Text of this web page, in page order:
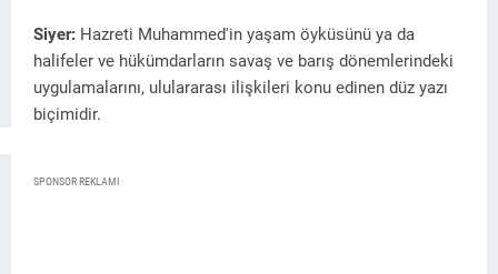
Siyer: Hazreti Muhammed'in yaşam öyküsünü ya da
halifeler ve hükümdarların savaş ve barış dönemlerindeki
uygulamalarını, ululararası ilişkileri konu edinen düz yazı
biçimidir.
SPONSOR REKLAMI